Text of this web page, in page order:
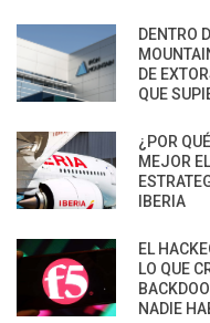
DENTRO
DE
QUE
¿POR
MEJOR
IBERIA
EL
LO QUE
NADIE